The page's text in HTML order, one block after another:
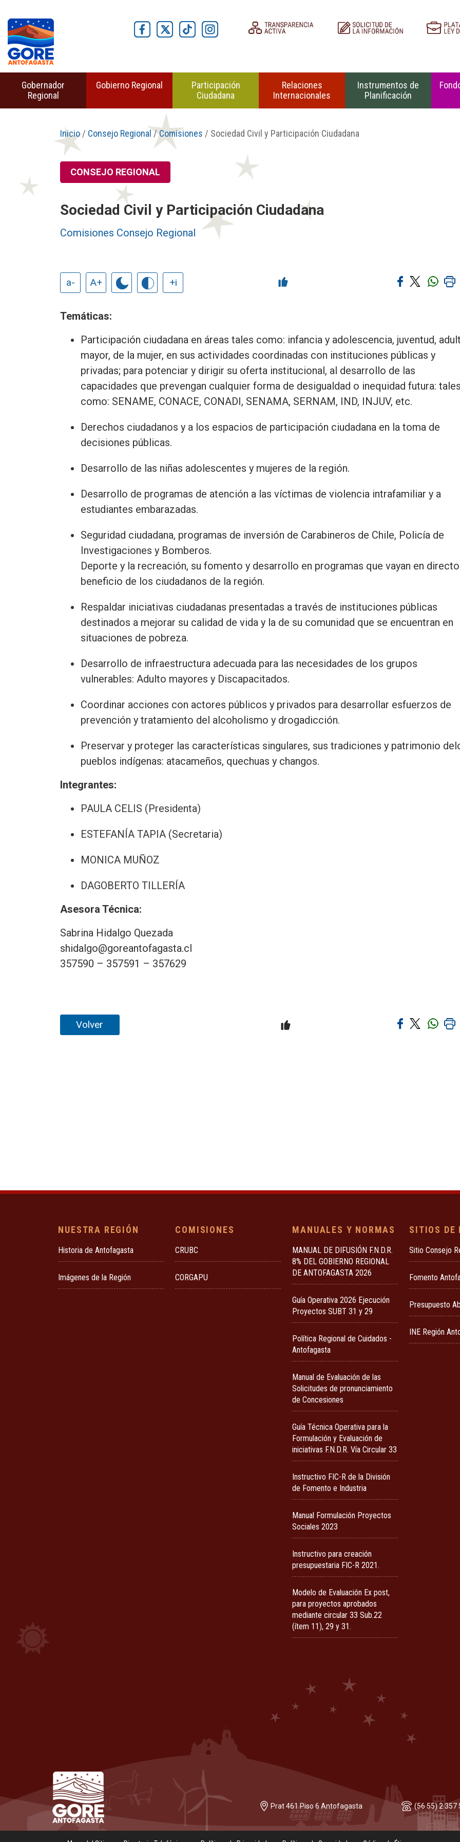
Gobernador
Regional
Gobierno Regional
Participación
Ciudadana
Relaciones
Internacionales
Instrumentos de
Planificación
Inicio/ Consejo Regional /Comisiones / Sociedad Civil y Participación Ciudadana
CONSEJO REGIONAL
Sociedad Civil y Participación Ciudadana
Comisiones Consejo Regional
a- A+ +i
Temáticas:
Participación ciudadana en áreas tales como: infancia y adolescencia, juventud,
mayor, de la mujer, en sus actividades coordinadas con instituciones públicas y
privadas; para potenciar y dirigir su oferta institucional, al desarrollo de las
capacidades que prevengan cualquier forma de desigualdad o inequidad futura:
como: SENAME, CONACE, CONADI, SENAMA, SERNAM, IND, INJUV, etc.
Derechos ciudadanos y a los espacios de participación ciudadana en la toma de
decisiones públicas.
Desarrollo de las niñas adolescentes y mujeres de la región.
Desarrollo de programas de atención a las víctimas de violencia intrafamiliar y a
estudiantes embarazadas.
Seguridad ciudadana, programas de inversión de Carabineros de Chile, Policía de
Investigaciones y Bomberos.
Deporte y la recreación, su fomento y desarrollo en programas que vayan en directo
beneficio de los ciudadanos de la región.
Respaldar iniciativas ciudadanas presentadas a través de instituciones públicas
destinados a mejorar su calidad de vida y la de su comunidad que se encuentran en
situaciones de pobreza.
Desarrollo de infraestructura adecuada para las necesidades de los grupos
vulnerables: Adulto mayores y Discapacitados.
Coordinar acciones con actores públicos y privados para desarrollar esfuerzos de
prevención y tratamiento del alcoholismo y drogadicción.
Preservar y proteger las características singulares, sus tradiciones y patrimonio
pueblos indígenas: atacameños, quechuas y changos.
Integrantes:
PAULA CELIS (Presidenta)
ESTEFANÍA TAPIA (Secretaria)
MONICA MUÑOZ
DAGOBERTO TILLERÍA
Asesora Técnica:
Sabrina Hidalgo Quezada
shidalgo@goreantofagasta.cl
357590 – 357591 – 357629
Volver
NUESTRA REGIÓN
Historia de Antofagasta
Imágenes de la Región
COMISIONES
CRUBC
CORGAPU
MANUALES Y NORMAS
MANUAL DE DIFUSIÓN F.N.D.R.
8% DEL GOBIERNO REGIONAL
DE ANTOFAGASTA 2026
Guía Operativa 2026 Ejecución
Proyectos SUBT 31 y 29
Política Regional de Cuidados -
Antofagasta
Manual de Evaluación de las
Solicitudes de pronunciamiento
de Concesiones
Guía Técnica Operativa para la
Formulación y Evaluación de
iniciativas F.N.D.R. Vía Circular 33
Instructivo FIC-R de la División
de Fomento e Industria
Manual Formulación Proyectos
Sociales 2023
Instructivo para creación
presupuestaria FIC-R 2021.
Modelo de Evaluación Ex post,
para proyectos aprobados
mediante circular 33 Sub.22
(ítem 11), 29 y 31.
SITIOS DE
Sitio Consejo
Fomento
Presupuesto
INE Región
Prat 461 Piso 6 Antofagasta (56 55) 2 357